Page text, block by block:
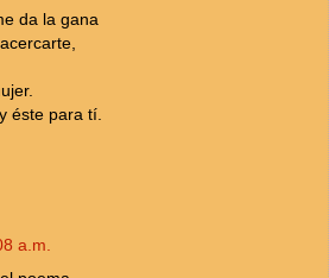
da la gana
éste para tí.
a.m.